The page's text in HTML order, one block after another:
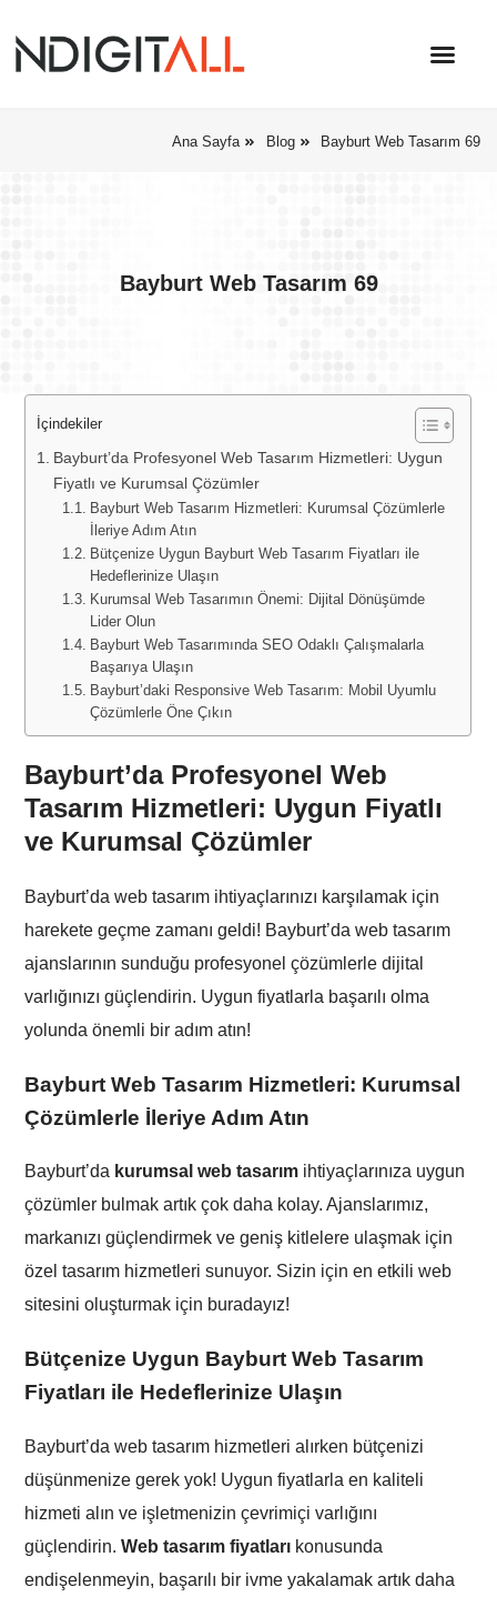
Ana Sayfa Blog Bayburt Web Tasarım 69
Bayburt Web Tasarım 69
İçindekiler
Bayburt’da Profesyonel Web Tasarım Hizmetleri: Uygun
Fiyatlı ve Kurumsal Çözümler
Bayburt Web Tasarım Hizmetleri: Kurumsal Çözümlerle
İleriye Adım Atın
Bütçenize Uygun Bayburt Web Tasarım Fiyatları ile
Hedeflerinize Ulaşın
Kurumsal Web Tasarımın Önemi: Dijital Dönüşümde
Lider Olun
Bayburt Web Tasarımında SEO Odaklı Çalışmalarla
Başarıya Ulaşın
Bayburt’daki Responsive Web Tasarım: Mobil Uyumlu
Çözümlerle Öne Çıkın
Bayburt’da Profesyonel Web
Tasarım Hizmetleri: Uygun Fiyatlı
ve Kurumsal Çözümler
Bayburt’da web tasarım ihtiyaçlarınızı karşılamak için
harekete geçme zamanı geldi! Bayburt’da web tasarım
ajanslarının sunduğu profesyonel çözümlerle dijital
varlığınızı güçlendirin. Uygun fiyatlarla başarılı olma
yolunda önemli bir adım atın!
Bayburt Web Tasarım Hizmetleri: Kurumsal
Çözümlerle İleriye Adım Atın
Bayburt’da kurumsal web tasarım ihtiyaçlarınıza uygun
çözümler bulmak artık çok daha kolay. Ajanslarımız,
markanızı güçlendirmek ve geniş kitlelere ulaşmak için
özel tasarım hizmetleri sunuyor. Sizin için en etkili web
sitesini oluşturmak için buradayız!
Bütçenize Uygun Bayburt Web Tasarım
Fiyatları ile Hedeflerinize Ulaşın
Bayburt’da web tasarım hizmetleri alırken bütçenizi
düşünmenize gerek yok! Uygun fiyatlarla en kaliteli
hizmeti alın ve işletmenizin çevrimiçi varlığını
güçlendirin.Web tasarım fiyatları konusunda
endişelenmeyin, başarılı bir ivme yakalamak artık daha